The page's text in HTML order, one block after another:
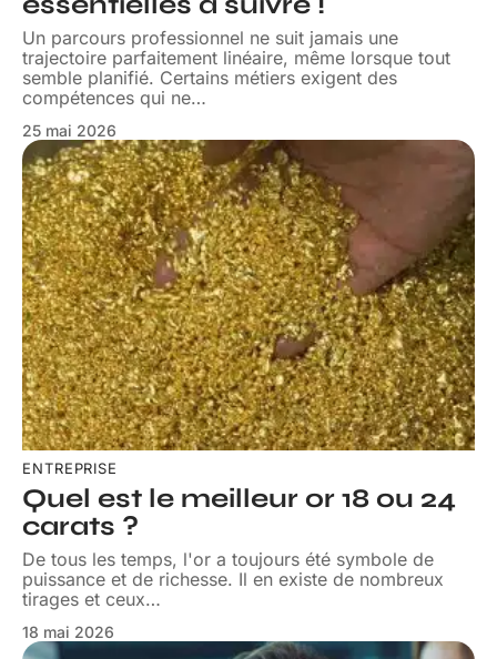
Un parcours professionnel ne suit jamais une
trajectoire parfaitement linéaire, même lorsque tout
semble planifié. Certains métiers exigent des
compétences qui ne…
25 mai 2026
ENTREPRISE
Quel est le meilleur or 18 ou 24
carats ?
De tous les temps, l'or a toujours été symbole de
puissance et de richesse. Il en existe de nombreux
tirages et ceux…
18 mai 2026